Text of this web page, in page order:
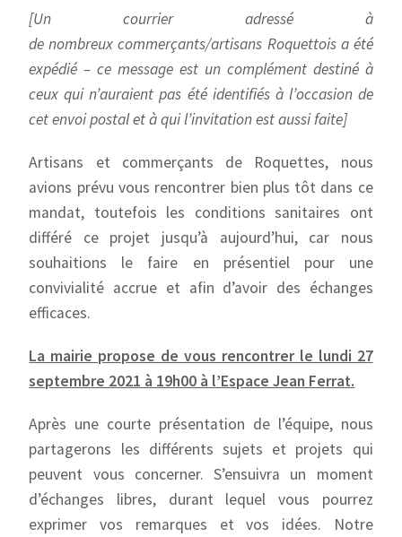
[Un courrier adressé à
de nombreux commerçants/artisans Roquettois a été
expédié – ce message est un complément destiné à
ceux qui n’auraient pas été identifiés à l’occasion de
cet envoi postal et à qui l’invitation est aussi faite]
Artisans et commerçants de Roquettes, nous
avions prévu vous rencontrer bien plus tôt dans ce
mandat, toutefois les conditions sanitaires ont
différé ce projet jusqu’à aujourd’hui, car nous
souhaitions le faire en présentiel pour une
convivialité accrue et afin d’avoir des échanges
efficaces.
La mairie propose de vous rencontrer le lundi 27
septembre 2021 à 19h00 à l’Espace Jean Ferrat.
Après une courte présentation de l’équipe, nous
partagerons les différents sujets et projets qui
peuvent vous concerner. S’ensuivra un moment
d’échanges libres, durant lequel vous pourrez
exprimer vos remarques et vos idées. Notre